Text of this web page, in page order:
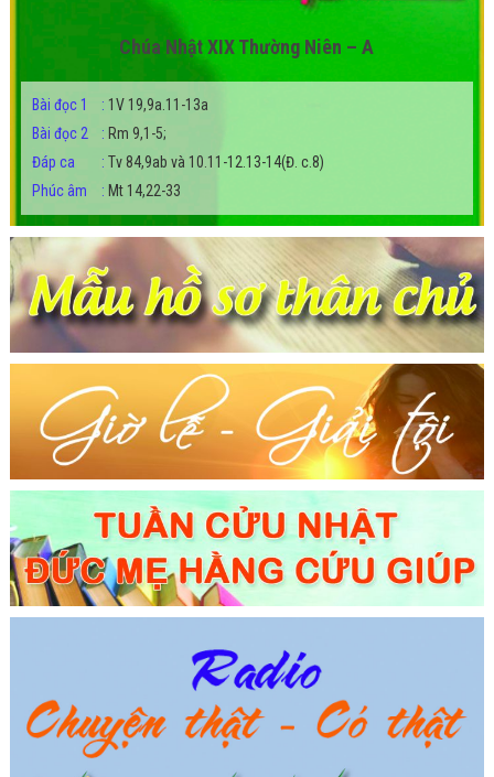
Chúa Nhật XIX Thường Niên – A
Bài đọc 1 : 1V 19,9a.11-13a
Bài đọc 2
: Rm 9,1-5;
Đáp ca
: Tv 84,9ab và 10.11-12.13-14(Đ. c.8)
Phúc âm
: Mt 14,22-33